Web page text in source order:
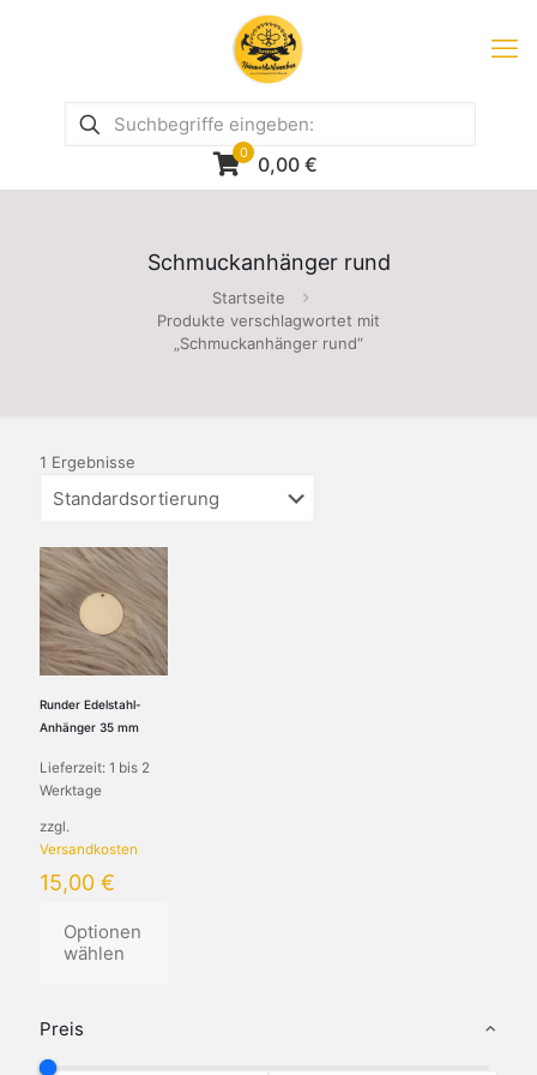
0 0,00 €
Schmuckanhänger rund
Startseite
Produkte verschlagwortet mit
„Schmuckanhänger rund“
Preis
1 Ergebnisse
Runder Edelstahl-
Anhänger 35 mm
Lieferzeit: 1 bis 2
Werktage
zzgl.
Versandkosten
15,00 €
Optionen
wählen
Produkt
mehrere